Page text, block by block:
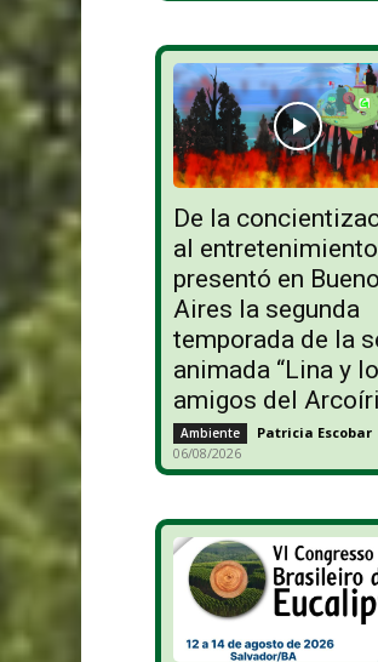
De la
al
presentó en
Aires la segunda
temporada de la
animada “Lina y
amigos del
Ambiente Patricia Escobar
06/08/2026